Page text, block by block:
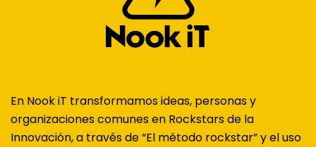
En Nook iT transformamos ideas, personas y
organizaciones comunes en Rockstars de la
Innovación, a través de “El método rockstar” y el uso